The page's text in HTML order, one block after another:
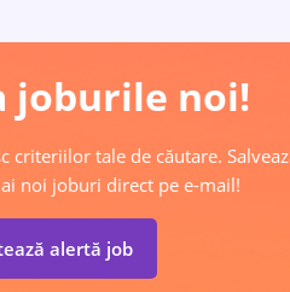
joburile noi!
tale de căutare.
noi joburi direct pe e-mail!
alertă job